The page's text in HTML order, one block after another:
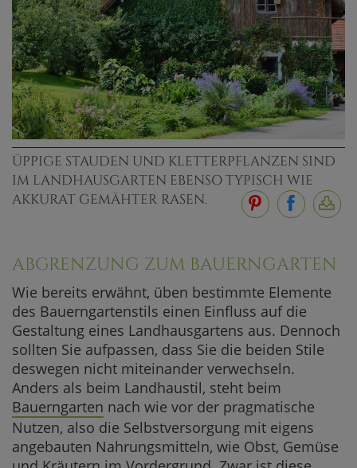
ÜPPIGE STAUDEN UND KLETTERPFLANZEN SIND
IM LANDHAUSGARTEN EBENSO TYPISCH WIE
AKKURAT GEMÄHTER RASEN.
ABGRENZUNG ZUM BAUERNGARTEN
Wie bereits erwähnt, üben bestimmte Elemente
des Bauerngartenstils einen Einfluss auf die
Gestaltung eines Landhausgartens aus. Dennoch
sollten Sie aufpassen, dass Sie die beiden Stile
deswegen nicht miteinander verwechseln.
Anders als beim Landhaustil, steht beim
Bauerngarten nach wie vor der pragmatische
Nutzen, also die Selbstversorgung mit eigens
angebauten Nahrungsmitteln, wie Obst, Gemüse